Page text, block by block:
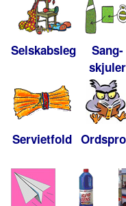
Selskabsleg
Sang-
skjuler
Servietfold